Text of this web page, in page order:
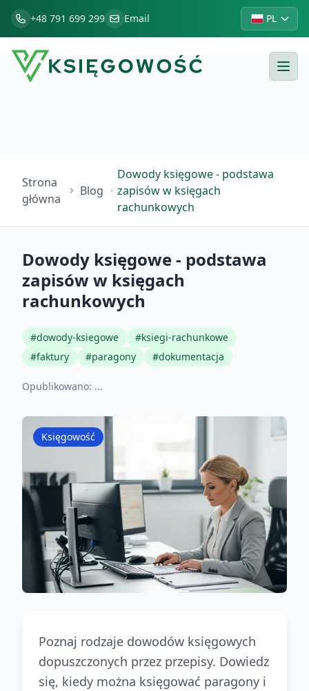
+48 791 699 299 Email PL
Strona
główna
Blog
Dowody księgowe - podstawa
zapisów w księgach
rachunkowych
Dowody księgowe - podstawa
zapisów w księgach
rachunkowych
#dowody-ksiegowe #ksiegi-rachunkowe
#faktury #paragony #dokumentacja
Opublikowano: ...
Księgowość
Poznaj rodzaje dowodów księgowych
dopuszczonych przez przepisy. Dowiedz
się, kiedy można księgować paragony i